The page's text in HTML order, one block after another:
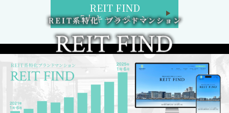
REIT FIND
5大キャンペーン